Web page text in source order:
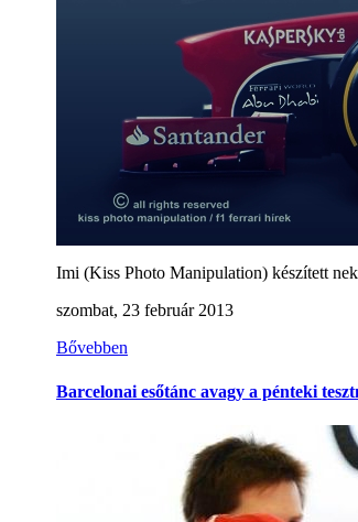
Imi (Kiss Photo Manipulation) készített
szombat, 23 február 2013
Bővebben
Barcelonai esőtánc avagy a pénteki